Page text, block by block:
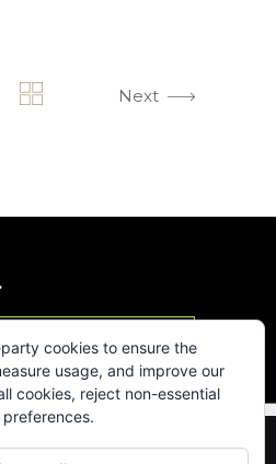
Next

IN.
cookies to ensure the
usage, and improve our
cookies, reject non-essential